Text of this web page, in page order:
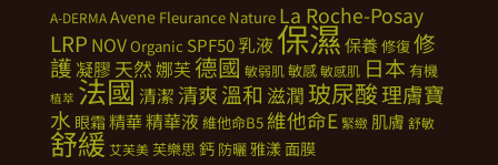
A-DERMAAvene Fleurance Nature La Roche-Posay
LRP NOVOrganic SPF50乳液 保濕保養修復修
護凝膠 天然娜芙德國 敏弱肌敏感敏感肌 日本 有機
植萃 法國清潔 清爽溫和 滋潤 玻尿酸理膚寶
水 眼霜 精華精華液 維他命B5 維他命E 緊緻 肌膚 舒敏
舒緩 艾芙美芙樂思鈣 防曬雅漾面膜